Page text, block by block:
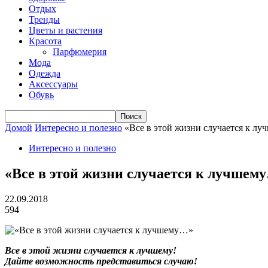
Отдых
Тренды
Цветы и растения
Красота
Парфюмерия
Мода
Одежда
Аксессуары
Обувь
Домой Интересно и полезно «Все в этой жизни случается к
Интересно и полезно
«Все в этой жизни случается к
22.09.2018
594
Все в этой жизни случается к лучшему!
Дайте возможность представиться случаю!